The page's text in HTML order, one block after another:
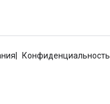
Конфиденциальность